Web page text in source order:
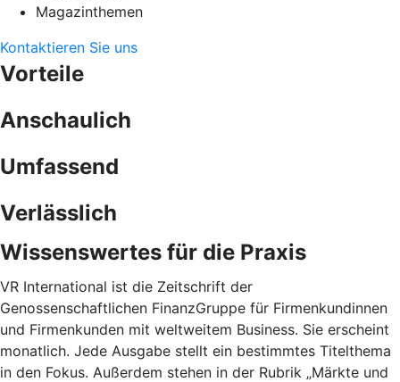
Magazinthemen
Kontaktieren Sie uns
Vorteile
Anschaulich
Umfassend
Verlässlich
Wissenswertes für die Praxis
VR International ist die Zeitschrift der
Genossenschaftlichen FinanzGruppe für Firmenkundinnen
und Firmenkunden mit weltweitem Business. Sie erscheint
monatlich. Jede Ausgabe stellt ein bestimmtes Titelthema
in den Fokus. Außerdem stehen in der Rubrik „Märkte und